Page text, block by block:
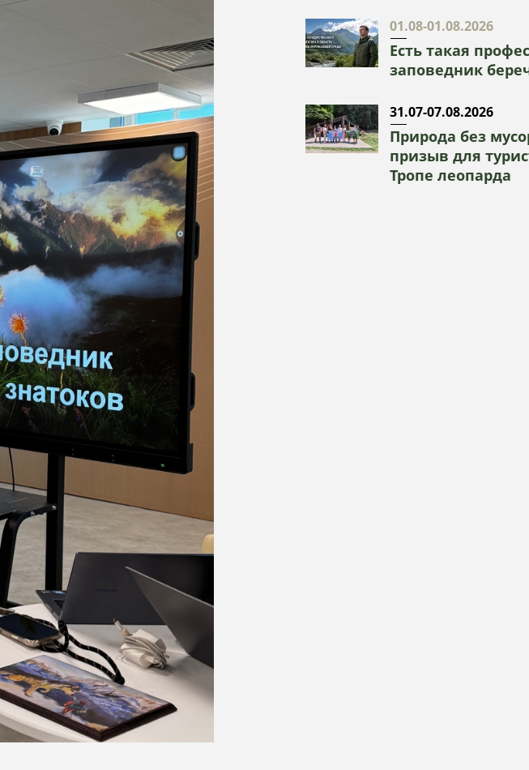
01.08-01.08.2026
Есть такая
заповедник
31.07-07.08.2026
Природа без
призыв для
Тропе леопарда